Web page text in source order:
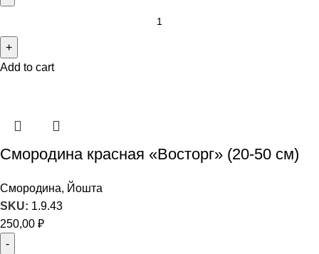
Add to cart
Смородина красная «Восторг» (20-50 см)
Смородина, Йошта
SKU: 1.9.43
250,00 ₽